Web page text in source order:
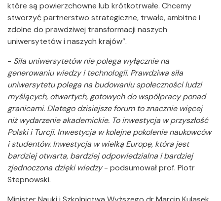
które są powierzchowne lub krótkotrwałe. Chcemy
stworzyć partnerstwo strategiczne, trwałe, ambitne i
zdolne do prawdziwej transformacji naszych
uniwersytetów i naszych krajów”.
- Siła uniwersytetów nie polega wyłącznie na
generowaniu wiedzy i technologii. Prawdziwa siła
uniwersytetu polega na budowaniu społeczności ludzi
myślących, otwartych, gotowych do współpracy ponad
granicami. Dlatego dzisiejsze forum to znacznie więcej
niż wydarzenie akademickie. To inwestycja w przyszłość
Polski i Turcji. Inwestycja w kolejne pokolenie naukowców
i studentów. Inwestycja w wielką Europę, która jest
bardziej otwarta, bardziej odpowiedzialna i bardziej
zjednoczona dzięki wiedzy- podsumował prof. Piotr
Stepnowski.